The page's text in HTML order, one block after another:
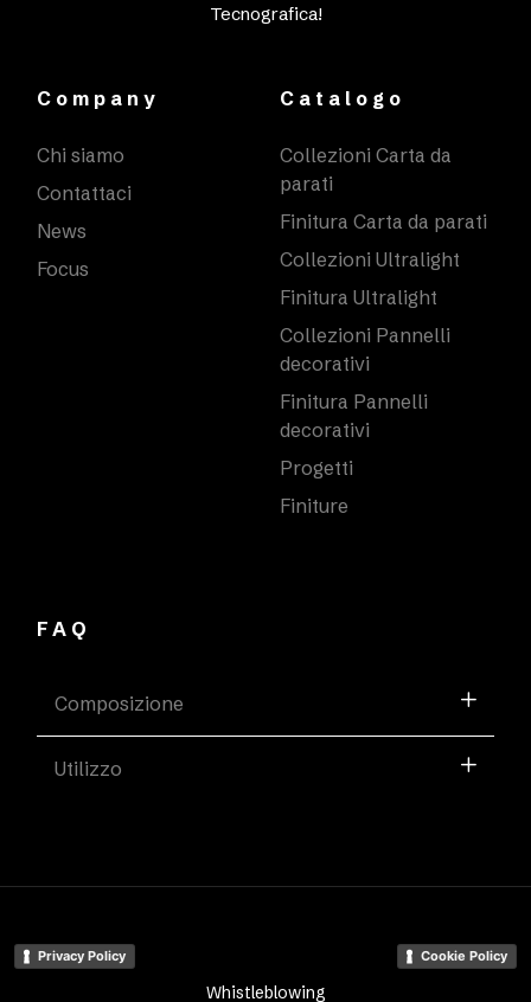
Tecnografica!
Company
Chi siamo
Contattaci
News
Focus
Catalogo
Collezioni Carta da
parati
Finitura Carta da parati
Collezioni Ultralight
Finitura Ultralight
Collezioni Pannelli
decorativi
Finitura Pannelli
decorativi
Progetti
Finiture
FAQ
Composizione
Utilizzo
Privacy Policy Cookie Policy
Whistleblowing